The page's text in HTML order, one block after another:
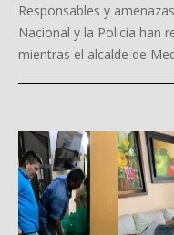
Responsables y
Nacional y la Policía han
mientras el alcalde de